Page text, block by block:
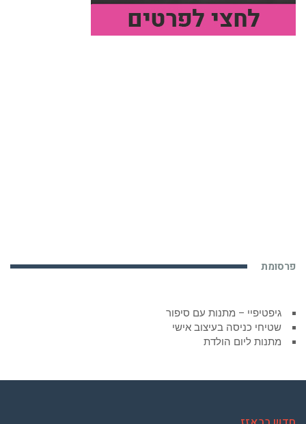
פרסומת
גיפטיפיי – מתנות עם סיפור
שטיחי כניסה בעיצוב אישי
מתנות ליום הולדת